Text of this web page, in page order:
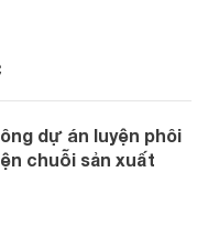
dự án luyện phôi
chuỗi sản xuất